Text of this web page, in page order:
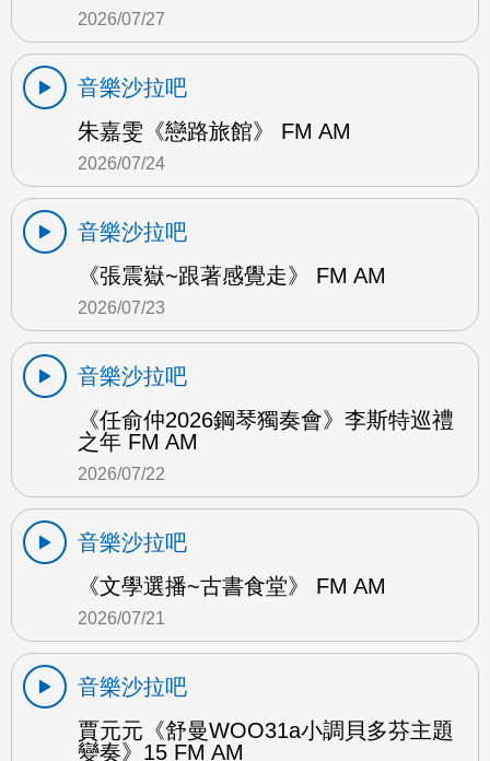
2026/07/27
音樂沙拉吧
朱嘉雯《戀路旅館》 FM AM
2026/07/24
音樂沙拉吧
《張震嶽~跟著感覺走》 FM AM
2026/07/23
音樂沙拉吧
《任俞仲2026鋼琴獨奏會》李斯特巡禮
之年 FM AM
2026/07/22
音樂沙拉吧
《文學選播~古書食堂》 FM AM
2026/07/21
音樂沙拉吧
賈元元《舒曼WOO31a小調貝多芬主題
變奏》15 FM AM